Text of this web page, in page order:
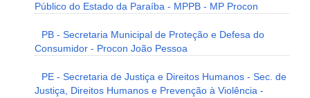
Público do Estado da Paraíba - MPPB - MP Procon
PB - Secretaria Municipal de Proteção e Defesa do
Consumidor - Procon João Pessoa
PE - Secretaria de Justiça e Direitos Humanos - Sec. de
Justiça, Direitos Humanos e Prevenção à Violência -